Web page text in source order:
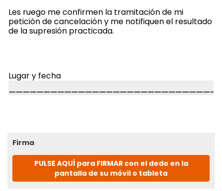
Les ruego me confirmen la tramitación de mi
petición de cancelación y me notifiquen el resultado
de la supresión practicada.
Lugar y fecha
Firma
PULSE AQUÍ para FIRMAR con el dedo en la
pantalla de su móvil o tableta